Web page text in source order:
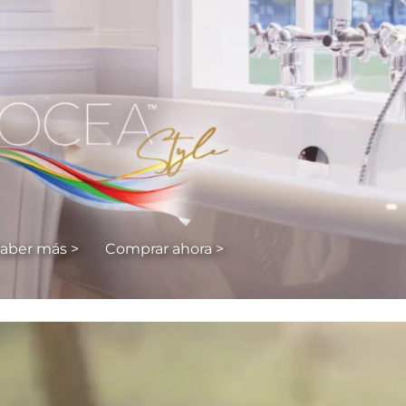
más > Comprar ahora >